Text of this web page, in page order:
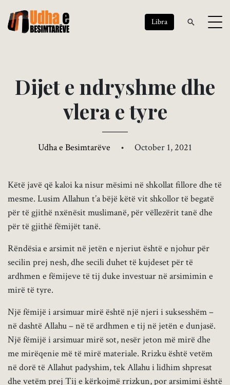
Libra
Dijete ndryshme dhe
vleraetyre
Udha e Besimtarëve • October 1, 2021
Këtë javë që kaloi ka nisur mësimi në shkollat fillore dhe të
mesme. Lusim Allahun t’a bëjë këtë vit shkollor të begatë
për të gjithë nxënësit muslimanë, për vëllezërit tanë dhe
për të gjithë fëmijët tanë.
Rëndësia e arsimit në jetën e njeriut është e njohur për
secilin prej nesh, dhe secili duhet të kujdeset për të
ardhmen e fëmijeve të tij duke investuar në arsimimin e
mirë të tyre.
Një fëmijë i arsimuar mirë është një njeri i suksesshëm –
në dashtë Allahu – në të ardhmen e tij në jetën e dunjasë.
Një fëmijë i arsimuar mirë sot, nesër jeton më mirë dhe
me mirëqenie më të mirë materiale. Rrizku është vetëm
në dorë të Allahut padyshim, tek Allahu i lidhim shpresat
dhe vetëm prej Tij e kërkojmë rrizkun, por arsimimi është